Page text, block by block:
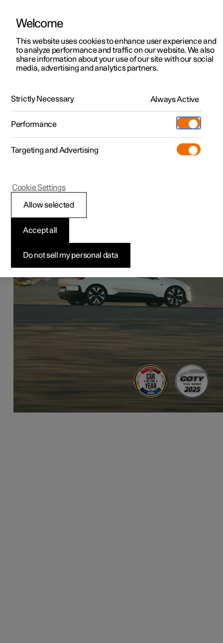
Polestar 2
Polestar 3
Polestar 4
Charging
Shop
More
Polestar 3 알아보기
시승 예약하기
빠른 출고
차량 주문하기
Polestar 4 알아보기
시승 예약하기
빠른 출고
차량 주문하기
충전 정보
공용 시설 충전
법인 판매
금융 서비스 옵션
진행중인 프로모션
빠른 출고
차량 주문
Extras (차량 액세서리)
지원, 상담 및 안내
서비스 포인트
전시장
Polestar 소개
지속가능성
최신 소식
Welcome
This website uses cookies to enhance user experience and
to analyze performance and traffic on our website. We also
share information about your use of our site with our social
media, advertising and analytics partners.
Strictly Necessary Always Active
Performance
Targeting and Advertising
Do not sell my personal data
Accept all
Allow selected
Cookie Settings